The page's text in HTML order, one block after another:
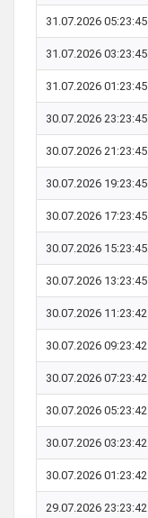
31.07.2026 05:23:45
31.07.2026 03:23:45
31.07.2026 01:23:45
30.07.2026 23:23:45
30.07.2026 21:23:45
30.07.2026 19:23:45
30.07.2026 17:23:45
30.07.2026 15:23:45
30.07.2026 13:23:45
30.07.2026 11:23:42
30.07.2026 09:23:42
30.07.2026 07:23:42
30.07.2026 05:23:42
30.07.2026 03:23:42
30.07.2026 01:23:42
29.07.2026 23:23:42